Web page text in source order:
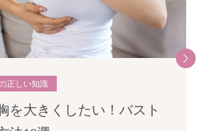
正しい知識
を大きくしたい！バスト
正しい知識
正しい知識
Next